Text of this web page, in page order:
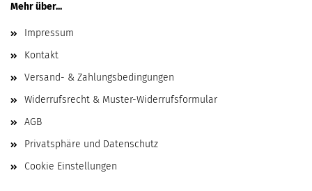
Mehr über...
Impressum
Kontakt
Versand- & Zahlungsbedingungen
Widerrufsrecht & Muster-Widerrufsformular
AGB
Privatsphäre und Datenschutz
Cookie Einstellungen